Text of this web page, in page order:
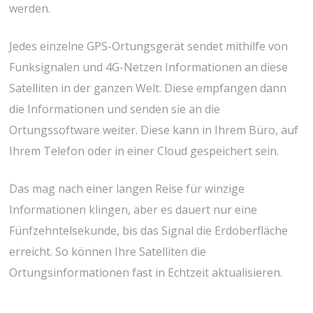
werden.
Jedes einzelne GPS-Ortungsgerät sendet mithilfe von
Funksignalen und 4G-Netzen Informationen an diese
Satelliten in der ganzen Welt. Diese empfangen dann
die Informationen und senden sie an die
Ortungssoftware weiter. Diese kann in Ihrem Büro, auf
Ihrem Telefon oder in einer Cloud gespeichert sein.
Das mag nach einer langen Reise für winzige
Informationen klingen, aber es dauert nur eine
Fünfzehntelsekunde, bis das Signal die Erdoberfläche
erreicht. So können Ihre Satelliten die
Ortungsinformationen fast in Echtzeit aktualisieren.